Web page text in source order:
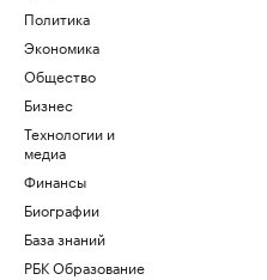
Политика
Экономика
Общество
Бизнес
Технологии и
медиа
Финансы
Биографии
База знаний
РБК Образование